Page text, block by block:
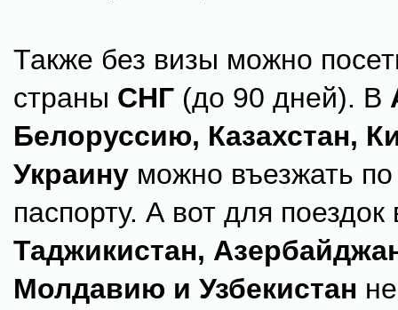
Также без визы можно
страны СНГ (до 90 дней). В
Белоруссию, Казахстан,
Украину можно въезжать
паспорту. А вот для поездок
Таджикистан,
Молдавию и Узбекистан